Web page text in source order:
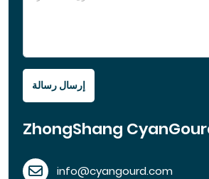
إرسال رسالة
ZhongShang
info@cyangourd.com